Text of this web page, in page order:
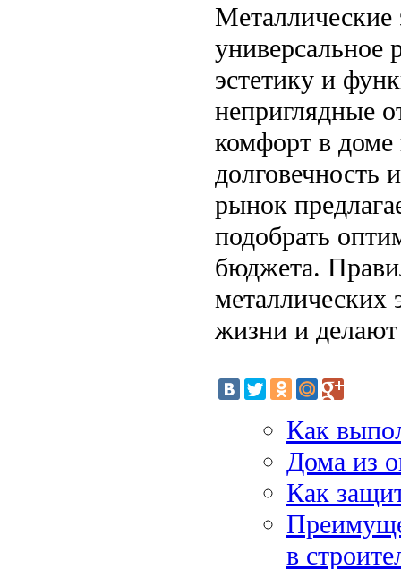
универсальное
эстетику и
неприглядные
комфорт в доме
долговечность
рынок
подобрать
бюджета.
металлических
жизни и
Как
Дома из
Как
в